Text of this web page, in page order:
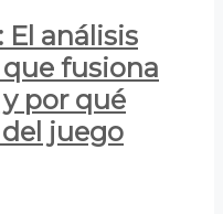
El análisis
fusiona
por qué
juego